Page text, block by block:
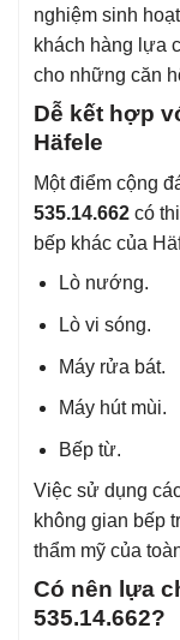
nghiệm sinh
khách hàng lựa
cho những căn
Dễ kết hợp
Häfele
Một điểm cộng
535.14.662 có
bếp khác của
Lò nướng.
Lò vi sóng.
Máy rửa bát.
Máy hút mùi.
Bếp từ.
Việc sử dụng
không gian bếp
thẩm mỹ của
Có nên lựa
535.14.662?